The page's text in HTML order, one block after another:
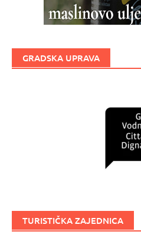
GRADSKA UPRAVA
TURISTIČKA ZAJEDNICA